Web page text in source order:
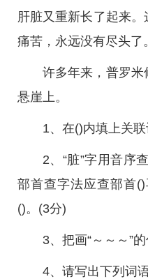
肝脏又重新长了起来
痛苦，永远没有尽头了。
许多年来，普罗
悬崖上。
1、在()内填上关
2、“脏”字用音序
部首查字法应查部首
()。(3分)
3、把画“～～～”
4、请写出下列词